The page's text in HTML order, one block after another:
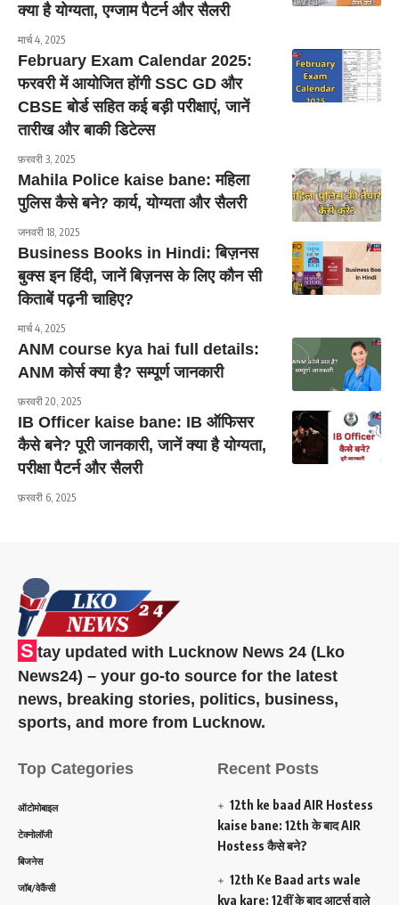
क्या है योग्यता, एग्जाम पैटर्न और सैलरी
मार्च 4, 2025
February Exam Calendar 2025:
फरवरी में आयोजित होंगी SSC GD और
CBSE बोर्ड सहित कई बड़ी परीक्षाएं, जानें
तारीख और बाकी डिटेल्स
फ़रवरी 3, 2025
Mahila Police kaise bane: महिला
पुलिस कैसे बने? कार्य, योग्यता और सैलरी
जनवरी 18, 2025
Business Books in Hindi: बिज़नस
बुक्स इन हिंदी, जानें बिज़नस के लिए कौन सी
किताबें पढ़नी चाहिए?
मार्च 4, 2025
ANM course kya hai full details:
ANM कोर्स क्या है? सम्पूर्ण जानकारी
फ़रवरी 20, 2025
IB Officer kaise bane: IB ऑफिसर
कैसे बने? पूरी जानकारी, जानें क्या है योग्यता,
परीक्षा पैटर्न और सैलरी
फ़रवरी 6, 2025
S tay updated with Lucknow News 24 (Lko
News24) – your go-to source for the latest
news, breaking stories, politics, business,
sports, and more from Lucknow.
Top Categories
ऑटोमोबाइल
टेक्नोलॉजी
बिजनेस
जॉब/वेकैंसी
Recent Posts
12th ke baad AIR Hostess
kaise bane: 12th के बाद AIR
Hostess कैसे बने?
12th Ke Baad arts wale
kya kare: 12वीं के बाद आर्ट्स वाले